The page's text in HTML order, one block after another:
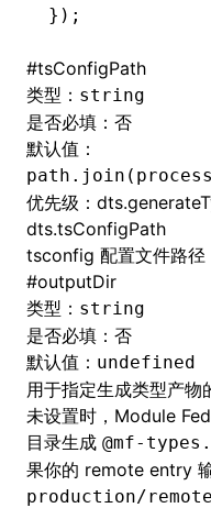
});
#tsConfigPath
类型： string
是否必填：否
默认值：
优先级：
dts.tsConfigPath
tsconfig 配置文件路径
#outputDir
类型： string
是否必填：否
默认值： undefined
用于指定生成类型产物
未设置时，Module
目录生成 @mf-
果你的 remote entry
production/